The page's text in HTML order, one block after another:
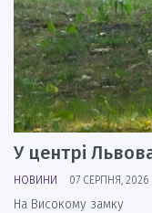
У центрі
НОВИНИ 07 СЕРПНЯ, 2026
На Високому замку